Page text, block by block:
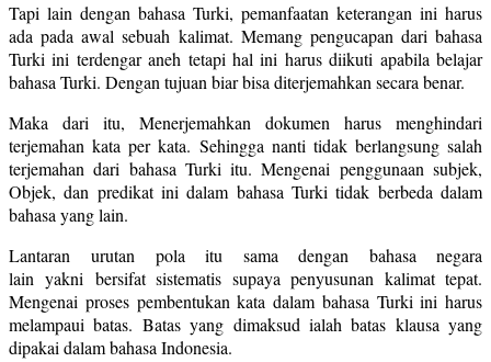
Tapi lain dengan bahasa Turki, pemanfaatan keterangan ini harus
ada pada awal sebuah kalimat. Memang pengucapan dari bahasa
Turki ini terdengar aneh tetapi hal ini harus diikuti apabila belajar
bahasa Turki. Dengan tujuan biar bisa diterjemahkan secara benar.
Maka dari itu, Menerjemahkan dokumen harus menghindari
terjemahan kata per kata. Sehingga nanti tidak berlangsung salah
terjemahan dari bahasa Turki itu. Mengenai penggunaan subjek,
Objek, dan predikat ini dalam bahasa Turki tidak berbeda dalam
bahasa yang lain.
Lantaran urutan pola itu sama dengan bahasa negara
lain yakni bersifat sistematis supaya penyusunan kalimat tepat.
Mengenai proses pembentukan kata dalam bahasa Turki ini harus
melampaui batas. Batas yang dimaksud ialah batas klausa yang
dipakai dalam bahasa Indonesia.